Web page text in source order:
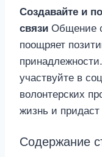
Создавайте и
связи Общение
поощряет
участвуйте в
волонтерских
жизнь и
Содержание